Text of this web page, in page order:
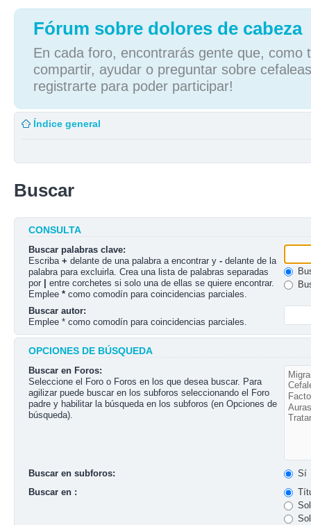
Fórum sobre dolores de cabeza
En cada foro, encontrarás gente que, como
compartir, ayudar o preguntar sobre
registrarte para poder participar!
Índice general
Buscar
CONSULTA
Buscar palabras clave:
Escriba + delante de una palabra a encontrar y - delante de la
palabra para excluirla. Crea una lista de palabras separadas
por
entre corchetes si solo una de ellas se quiere encontrar.
Emplee * como comodín para coincidencias parciales.
Buscar autor:
Emplee * como comodín para coincidencias parciales.
OPCIONES DE BÚSQUEDA
Buscar en Foros:
Seleccione el Foro o Foros en los que desea buscar. Para
agilizar puede buscar en los subforos seleccionando el Foro
padre y habilitar la búsqueda en los subforos (en Opciones de
búsqueda).
Buscar en subforos:
Sí
Buscar en :